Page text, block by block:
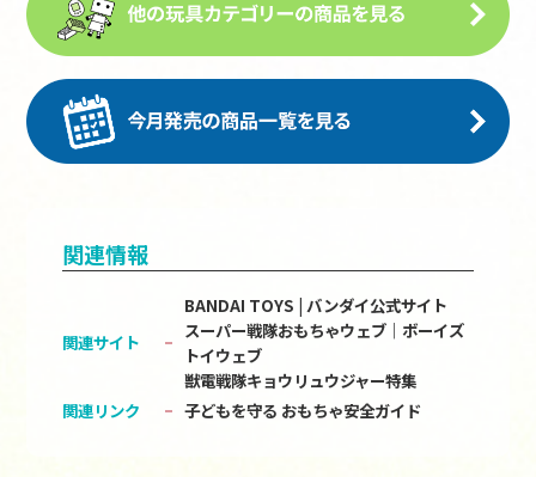
関連情報
関連サイト
BANDAI TOYS | バンダイ公式サイト
スーパー戦隊おもちゃウェブ｜ボーイズ
トイウェブ
獣電戦隊キョウリュウジャー特集
関連リンク
子どもを守る おもちゃ安全ガイド